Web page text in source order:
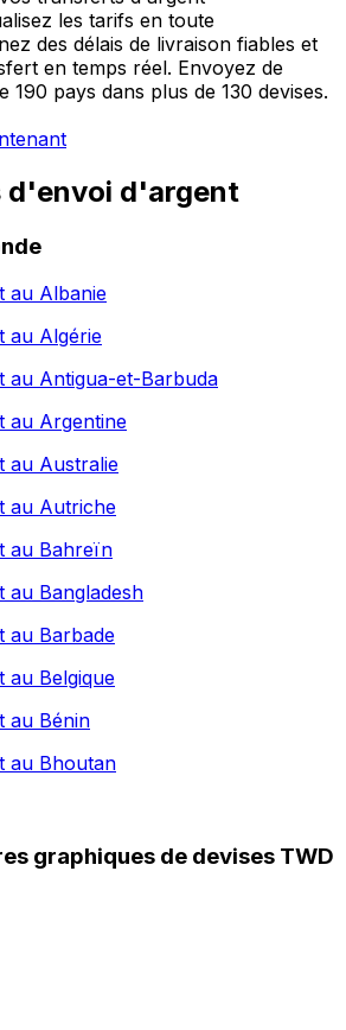
les tarifs en toute
des délais de livraison fiables et
en temps réel. Envoyez de
190 pays dans plus de 130 devises.
d'envoi d'argent
au Albanie
au Algérie
au Antigua-et-Barbuda
au Argentine
au Australie
au Autriche
au Bahreïn
au Bangladesh
au Barbade
au Belgique
au Bénin
au Bhoutan
graphiques de devises TWD